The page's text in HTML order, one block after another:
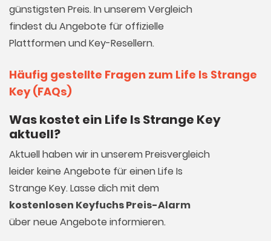
günstigsten Preis. In unserem Vergleich
findest du Angebote für offizielle
Plattformen und Key-Resellern.
Häufig gestellte Fragen zum Life Is Strange
Key (FAQs)
Was kostet ein Life Is Strange Key
aktuell?
Aktuell haben wir in unserem Preisvergleich
leider keine Angebote für einen Life Is
Strange Key. Lasse dich mit dem
kostenlosen Keyfuchs Preis-Alarm
über neue Angebote informieren.